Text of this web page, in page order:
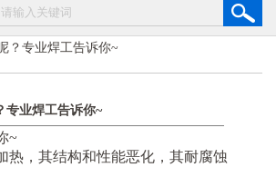
？专业焊工告诉你~
专业焊工告诉你~
~
热，其结构和性能恶化，其耐腐蚀